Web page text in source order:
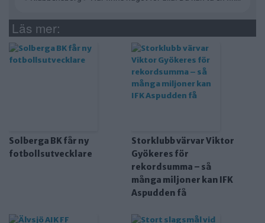
Läs mer:
Solberga BK får ny
fotbollsutvecklare
Storklubb värvar Viktor
Gyökeres för
rekordsumma – så
många miljoner kan IFK
Aspudden få